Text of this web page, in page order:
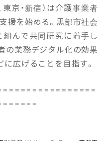
京・新宿）は介護事業者
援を始める。黒部市社会
組んで共同研究に着手し
の業務デジタル化の効果
広げることを目指す。